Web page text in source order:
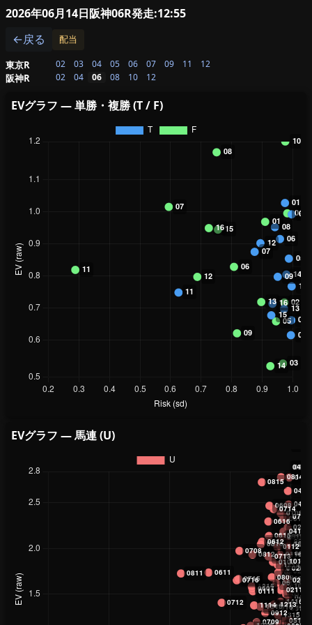
2026年06月14日阪神06R発走:12:55
←戻る
配当
東京R 02 03 04 05 06 07 09 11 12
阪神R 02 04 06 08 10 12
EVグラフ — 単勝・複勝 (T / F)
EVグラフ — 馬連 (U)